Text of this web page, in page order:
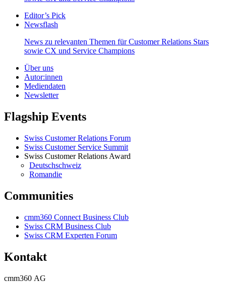
Editor’s Pick
Newsflash
News zu relevanten Themen für Customer Relations Stars
sowie CX und Service Champions
Über uns
Autor:innen
Mediendaten
Newsletter
Flagship Events
Swiss Customer Relations Forum
Swiss Customer Service Summit
Swiss Customer Relations Award
Deutschschweiz
Romandie
Communities
cmm360 Connect Business Club
Swiss CRM Business Club
Swiss CRM Experten Forum
Kontakt
cmm360 AG